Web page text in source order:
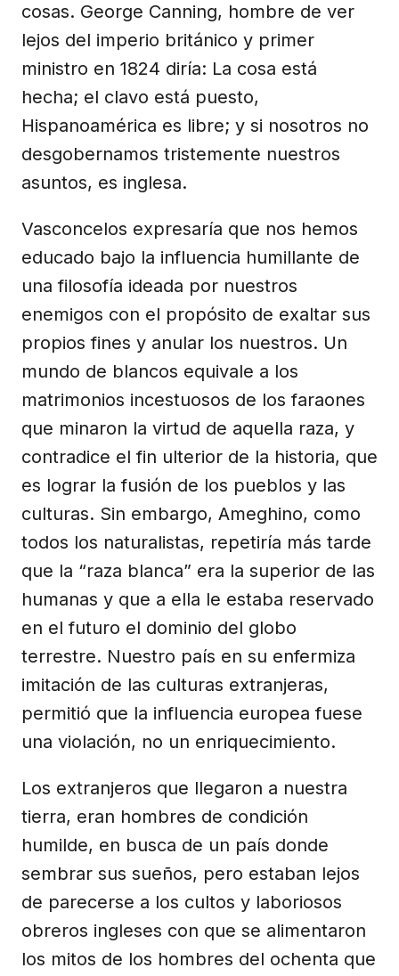
cosas. George Canning, hombre de ver
lejos del imperio británico y primer
ministro en 1824 diría: La cosa está
hecha; el clavo está puesto,
Hispanoamérica es libre; y si nosotros no
desgobernamos tristemente nuestros
asuntos, es inglesa.
Vasconcelos expresaría que nos hemos
educado bajo la influencia humillante de
una filosofía ideada por nuestros
enemigos con el propósito de exaltar sus
propios fines y anular los nuestros. Un
mundo de blancos equivale a los
matrimonios incestuosos de los faraones
que minaron la virtud de aquella raza, y
contradice el fin ulterior de la historia, que
es lograr la fusión de los pueblos y las
culturas. Sin embargo, Ameghino, como
todos los naturalistas, repetiría más tarde
que la “raza blanca” era la superior de las
humanas y que a ella le estaba reservado
en el futuro el dominio del globo
terrestre. Nuestro país en su enfermiza
imitación de las culturas extranjeras,
permitió que la influencia europea fuese
una violación, no un enriquecimiento.
Los extranjeros que llegaron a nuestra
tierra, eran hombres de condición
humilde, en busca de un país donde
sembrar sus sueños, pero estaban lejos
de parecerse a los cultos y laboriosos
obreros ingleses con que se alimentaron
los mitos de los hombres del ochenta que